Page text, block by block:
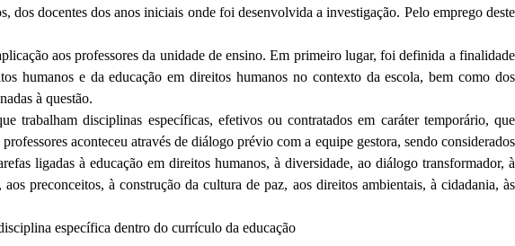
dos docentes dos anos iniciais onde foi desenvolvida a investigação. Pelo emprego deste
aos professores da unidade de ensino. Em primeiro lugar, foi definida a finalidade
humanos e da educação em direitos humanos no contexto da escola, bem como dos
à questão.
trabalham disciplinas específicas, efetivos ou contratados em caráter temporário, que
aconteceu através de diálogo prévio com a equipe gestora, sendo considerados
ligadas à educação em direitos humanos, à diversidade, ao diálogo transformador, à
preconceitos, à construção da cultura de paz, aos direitos ambientais, à cidadania, às
específica dentro do currículo da educação